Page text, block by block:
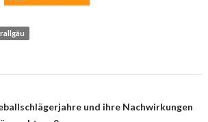
und ihre Nachwirkungen